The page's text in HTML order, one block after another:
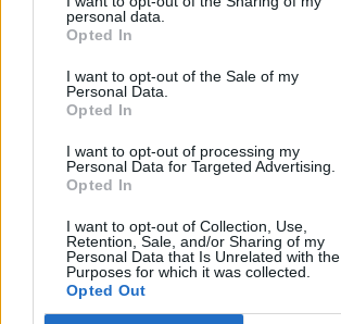
personal data.
Opted In
I want to opt-out of the Sale of my
Personal Data.
Opted In
I want to opt-out of processing my
Personal Data for Targeted Advertising.
Opted In
I want to opt-out of Collection, Use,
Retention, Sale, and/or Sharing of my
Personal Data that Is Unrelated with the
Purposes for which it was collected.
Opted Out
στην Ευρώπη - Τι προτείνει
συγκοινωνιολόγοςΑποδέχομαι τους
και την πολιτική απορρήτου
X